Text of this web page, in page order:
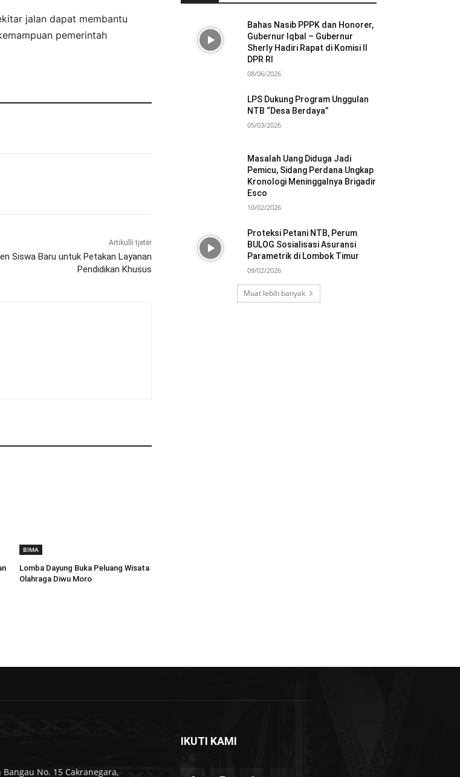
jalan dapat membantu
pemerintah
Artikulli tjetër
Siswa Baru untuk Petakan Layanan
Pendidikan Khusus
BIMA
Lomba Dayung Buka Peluang Wisata
Olahraga Diwu Moro
Bahas Nasib PPPK dan Honorer,
Gubernur Iqbal – Gubernur
Sherly Hadiri Rapat di Komisi II
DPR RI
08/06/2026
LPS Dukung Program Unggulan
NTB “Desa Berdaya”
05/03/2026
Masalah Uang Diduga Jadi
Pemicu, Sidang Perdana Ungkap
Kronologi Meninggalnya Brigadir
Esco
10/02/2026
Proteksi Petani NTB, Perum
BULOG Sosialisasi Asuransi
Parametrik di Lombok Timur
09/02/2026
Muat lebih banyak
Bangau No. 15 Cakranegara,
IKUTI KAMI